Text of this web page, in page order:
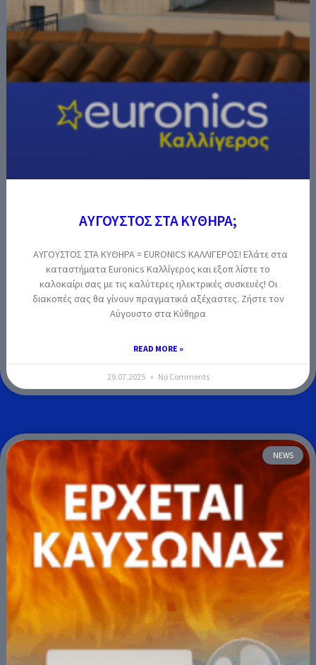
ΑΥΓΟΥΣΤΟΣ ΣΤΑ ΚΥΘΗΡΑ;
ΑΥΓΟΥΣΤΟΣ ΣΤΑ ΚΥΘΗΡΑ = EURONICS ΚΑΛΛΙΓΕΡΟΣ! Ελάτε στα
καταστήματα Euronics Καλλίγερος και εξοπ λίστε το
καλοκαίρι σας με τις καλύτερες ηλεκτρικές συσκευές! Οι
διακοπές σας θα γίνουν πραγματικά αξέχαστες. Ζήστε τον
Αύγουστο στα Κύθηρα
READ MORE »
29.07.2025 No Comments
NEWS